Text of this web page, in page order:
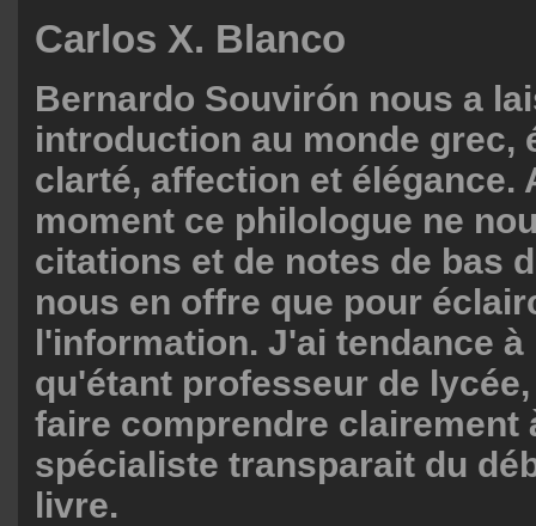
Carlos X. Blanco
Bernardo Souvirón nous a
introduction au monde grec,
clarté, affection et élégance.
moment ce philologue ne
citations et de notes de bas
nous en offre que pour
l'information. J'ai tendance à
qu'étant professeur de
faire comprendre clairement
spécialiste transparait du
livre.